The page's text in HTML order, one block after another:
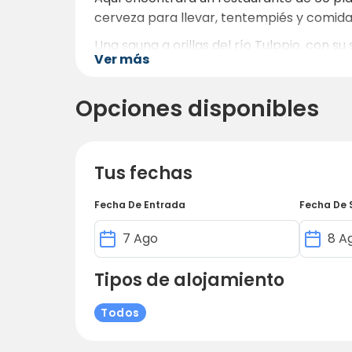
cerveza para llevar, tentempiés y
Una sauna a orillas del río Tulppio, con
viaje en un santiamén. La sauna de
Ver más
Opciones disponibles
Tus fechas
Fecha De Entrada Fecha De
Tipos de alojamiento
Todos